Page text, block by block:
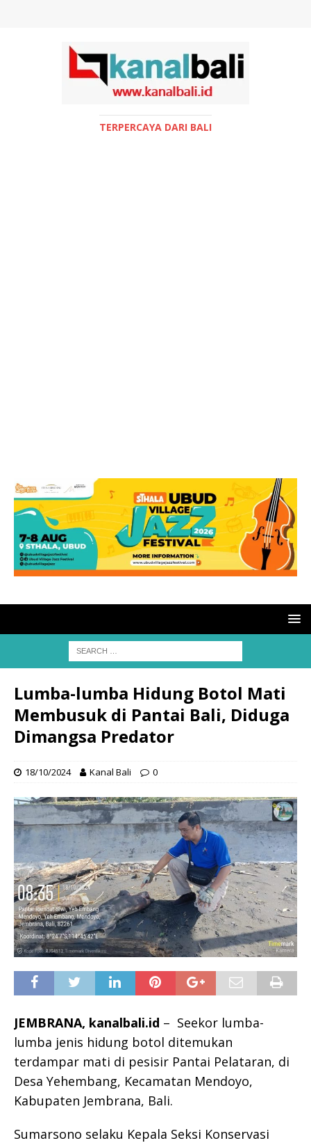
TERPERCAYA DARI BALI
Lumba-lumba Hidung Botol Mati
Membusuk di Pantai Bali, Diduga
Dimangsa Predator
18/10/2024 Kanal Bali 0
JEMBRANA, kanalbali.id – Seekor lumba-
lumba jenis hidung botol ditemukan
terdampar mati di pesisir Pantai Pelataran, di
Desa Yehembang, Kecamatan Mendoyo,
Kabupaten Jembrana, Bali.
Sumarsono selaku Kepala Seksi Konservasi